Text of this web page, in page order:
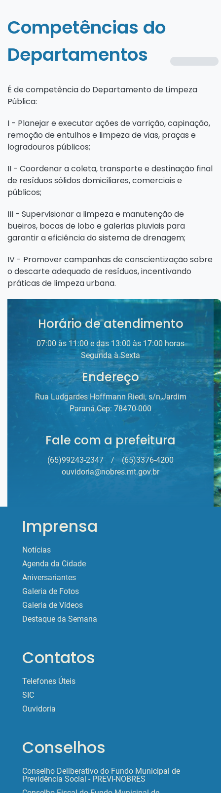
Competências do
Departamentos
É de competência do Departamento de Limpeza
Pública:
I - Planejar e executar ações de varrição, capinação,
remoção de entulhos e limpeza de vias, praças e
logradouros públicos;
II - Coordenar a coleta, transporte e destinação final
de resíduos sólidos domiciliares, comerciais e
públicos;
III - Supervisionar a limpeza e manutenção de
bueiros, bocas de lobo e galerias pluviais para
garantir a eficiência do sistema de drenagem;
IV - Promover campanhas de conscientização sobre
o descarte adequado de resíduos, incentivando
práticas de limpeza urbana.
Horário de atendimento
07:00 às 11:00 e das 13:00 às 17:00 horas
Segunda à Sexta
Endereço
Rua Ludgardes Hoffmann Riedi, s/n,Jardim
Paraná Cep: 78470-000
Fale com a prefeitura
(65)99243-2347 /
(65)3376-4200
ouvidoria@nobres.mt.gov.br
Imprensa
Notícias
Agenda da Cidade
Aniversariantes
Galeria de Fotos
Galeria de Vídeos
Destaque da Semana
Contatos
Telefones Úteis
SIC
Ouvidoria
Conselhos
Conselho Deliberativo do Fundo Municipal de
Previdência Social - PREVI-NOBRES